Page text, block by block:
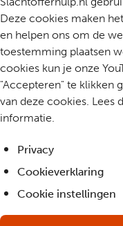
Deze cookies maken
en helpen ons om de
toestemming plaatsen
cookies kun je onze
"Accepteren" te klikken
van deze cookies. Lees
informatie.
Privacy
Cookieverklaring
Cookie instellingen